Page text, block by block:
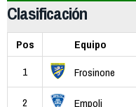
Clasificación
Pos Equipo
1
Frosinone
2 Empoli